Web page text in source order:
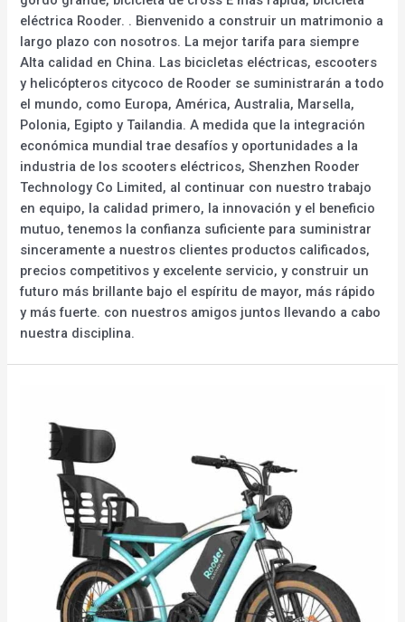
eléctrica Rooder. . Bienvenido a construir un matrimonio a
largo plazo con nosotros. La mejor tarifa para siempre
Alta calidad en China. Las bicicletas eléctricas, escooters
y helicópteros citycoco de Rooder se suministrarán a todo
el mundo, como Europa, América, Australia, Marsella,
Polonia, Egipto y Tailandia. A medida que la integración
económica mundial trae desafíos y oportunidades a la
industria de los scooters eléctricos, Shenzhen Rooder
Technology Co Limited, al continuar con nuestro trabajo
en equipo, la calidad primero, la innovación y el beneficio
mutuo, tenemos la confianza suficiente para suministrar
sinceramente a nuestros clientes productos calificados,
precios competitivos y excelente servicio, y construir un
futuro más brillante bajo el espíritu de mayor, más rápido
y más fuerte. con nuestros amigos juntos llevando a cabo
nuestra disciplina.